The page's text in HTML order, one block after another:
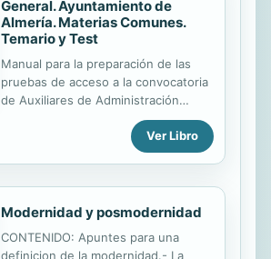
General. Ayuntamiento de
Almería. Materias Comunes.
Temario y Test
Manual para la preparación de las
pruebas de acceso a la convocatoria
de Auxiliares de Administración
General, Grupo C, Subgrupo C2, del
Ayuntamiento de Almería, compuesto
por los diez temas que integran el
programa oficial. Desarrolla
normativas y conceptos
española, las distintas
Ver Libro
Modernidad y posmodernidad
CONTENIDO: Apuntes para una
definicion de la modernidad.- La